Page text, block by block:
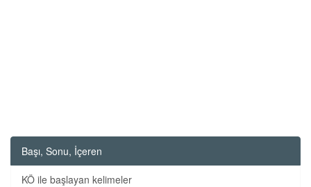
Başı, Sonu, İçeren
KÖ ile başlayan kelimeler